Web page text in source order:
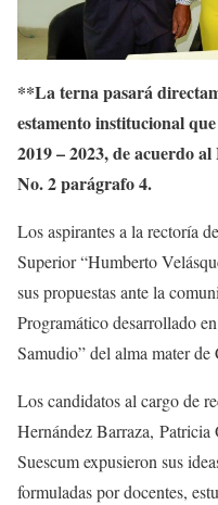
**La terna pasará
estamento institucional
2019 – 2023, de acuerdo
No. 2 parágrafo 4.
Los aspirantes a la rectoría
Superior “Humberto
sus propuestas ante la
Programático desarrollado
Samudio” del alma mater de
Los candidatos al cargo de
Hernández Barraza, Patricia
Suescum expusieron sus
formuladas por docentes,